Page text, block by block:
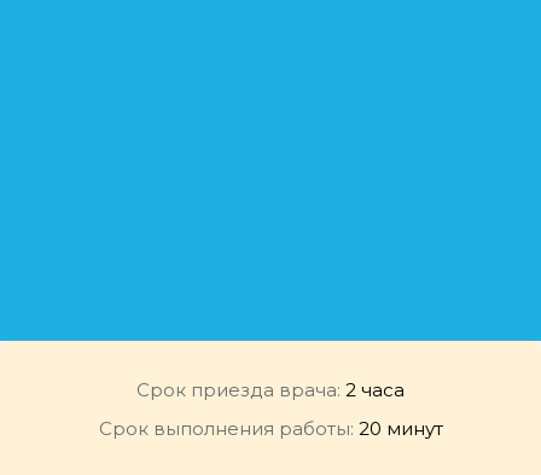
Срок приезда врача: 2 часа
Срок выполнения работы: 20 минут